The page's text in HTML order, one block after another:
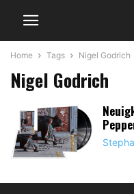
Home Tags Nigel Godrich
Nigel Godrich